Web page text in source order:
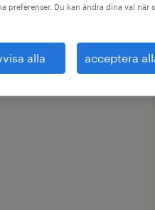
preferenser. Du kan ändra dina val när
alla acceptera